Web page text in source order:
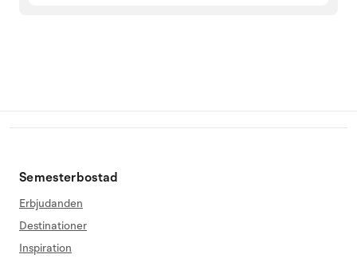
Semesterbostad
Erbjudanden
Destinationer
Inspiration